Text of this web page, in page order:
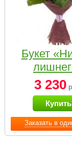
Заказать в
Букет
3 230
Купить